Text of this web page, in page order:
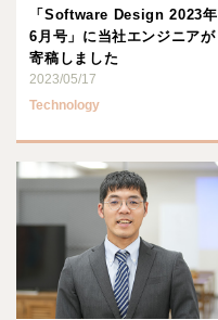
「Software Design 2023年
6月号」に当社エンジニアが
寄稿しました
2023/05/17
Technology